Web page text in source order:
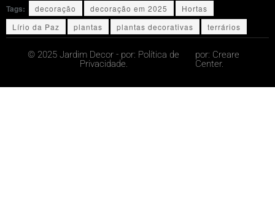
Tags: decoração decoração em 2025
Hortas
Lírio da Paz
plantas plantas decorativas terrários
© 2025 Jardim Decor - por: Política de
Privacidade.
por: Creare
Center.